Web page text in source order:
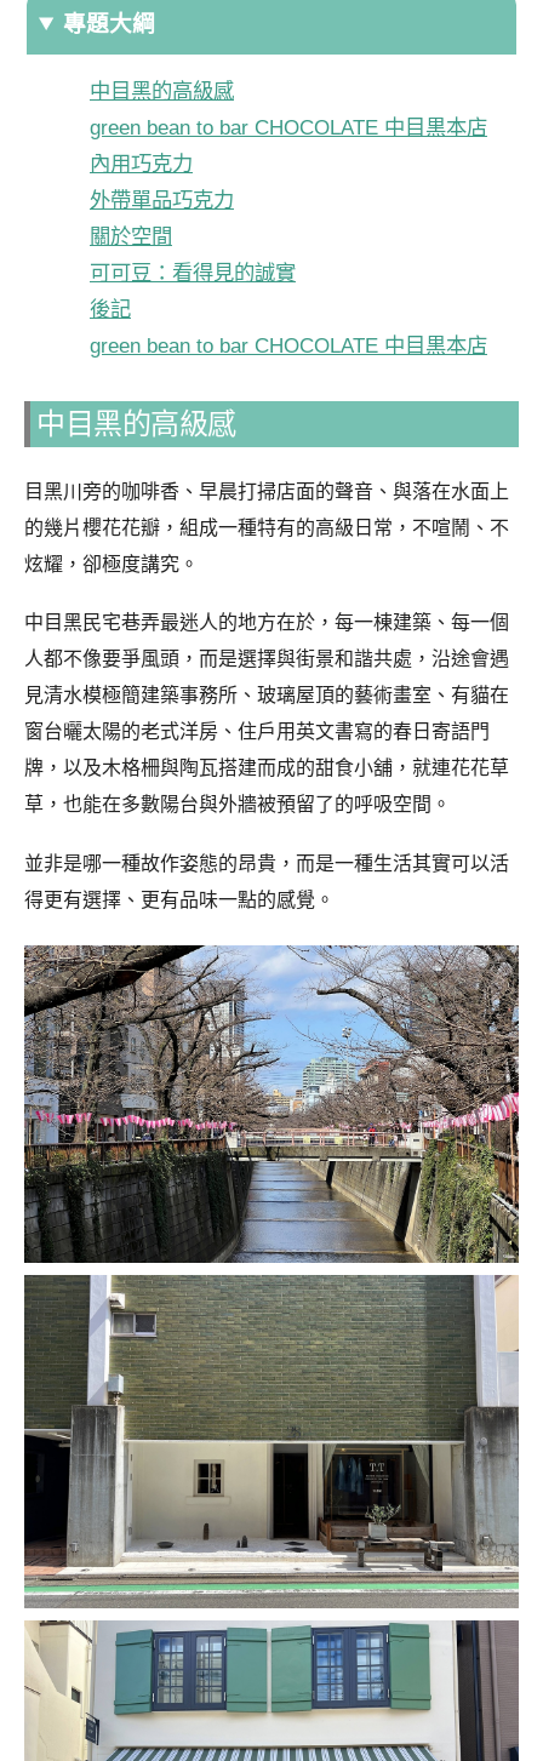
專題大綱
中目黑的高級感
green bean to bar CHOCOLATE 中目黒本店
內用巧克力
外帶單品巧克力
關於空間
可可豆：看得見的誠實
後記
green bean to bar CHOCOLATE 中目黒本店
中目黑的高級感
目黑川旁的咖啡香、早晨打掃店面的聲音、與落在水面上
的幾片櫻花花瓣，組成一種特有的高級日常，不喧鬧、不
炫耀，卻極度講究。
中目黑民宅巷弄最迷人的地方在於，每一棟建築、每一個
人都不像要爭風頭，而是選擇與街景和諧共處，沿途會遇
見清水模極簡建築事務所、玻璃屋頂的藝術畫室、有貓在
窗台曬太陽的老式洋房、住戶用英文書寫的春日寄語門
牌，以及木格柵與陶瓦搭建而成的甜食小舖，就連花花草
草，也能在多數陽台與外牆被預留了的呼吸空間。
並非是哪一種故作姿態的昂貴，而是一種生活其實可以活
得更有選擇、更有品味一點的感覺。